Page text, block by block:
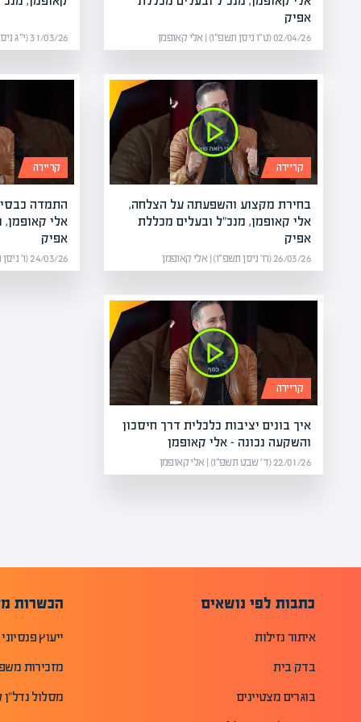
אפיק
02/04/26 (ט״ו ניסן תשפ״ו) | אלי קאופמן 31/03/26 (י״ג ניסן תשפ״ו) | אלי קאופמן
קריירה
בחירת מקצוע והשפעתה על הצלחה,
אלי קאופמן, מנכ"ל ובעלים מכללת
אפיק
26/03/26 (ח׳ ניסן תשפ״ו) | אלי קאופמן
קריירה
התמדה
אלי קאופמן,
אפיק
24/03/26 (ו׳ ניסן תשפ״ו) | אלי קאופמן
קריירה
איך בונים יציבות כלכלית דרך חיסכון
והשקעה נכונה – אלי קאופמן
22/01/26 (ד׳ שבט תשפ״ו) | אלי קאופמן
כתבות לפי נושאים
איתור נזילות
בדק בית
בוגרים מצטיינים
הכשרות
ייעוץ פנסיוני
מזכירות
מסלול נדל"ן